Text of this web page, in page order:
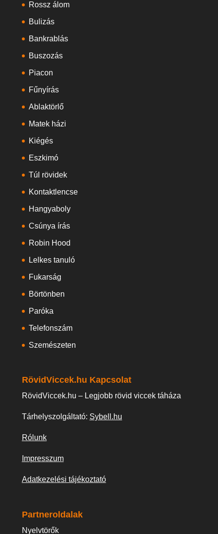
Rossz álom
Bulizás
Bankrablás
Buszozás
Piacon
Fűnyírás
Ablaktörlő
Matek házi
Kiégés
Eszkimó
Túl rövidek
Kontaktlencse
Hangyaboly
Csúnya írás
Robin Hood
Lelkes tanuló
Fukarság
Börtönben
Paróka
Telefonszám
Szemészeten
RövidViccek.hu Kapcsolat
RövidViccek.hu – Legjobb rövid viccek táháza
Tárhelyszolgáltató: Sybell.hu
Rólunk
Impresszum
Adatkezelési tájékoztató
Partneroldalak
Nyelvtörők